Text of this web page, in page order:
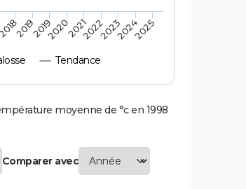
Tendance
2024
201920192020202120222023 2025
moyenne de °c en 1998
Comparer avec